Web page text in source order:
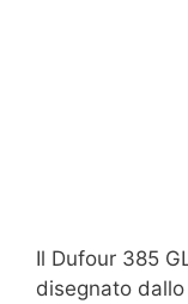
Il Dufour 385
disegnato